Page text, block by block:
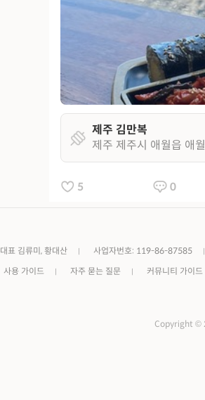
제주 김만복
제주 제주시 애월읍 애
5 0
대표 김류미, 황대산
사업자번호: 119-86-87585
사용 가이드
자주 묻는 질문 커뮤니티 가이드
Copyright ©